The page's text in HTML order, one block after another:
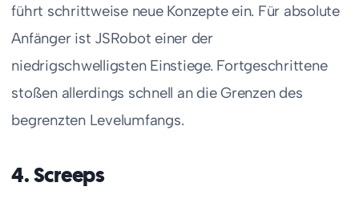
führt schrittweise neue Konzepte ein. Für absolute
Anfänger ist JSRobot einer der
niedrigschwelligsten Einstiege. Fortgeschrittene
stoßen allerdings schnell an die Grenzen des
begrenzten Levelumfangs.
4. Screeps